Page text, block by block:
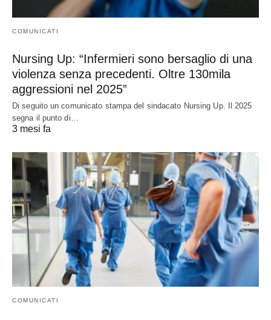
COMUNICATI
Nursing Up: “Infermieri sono bersaglio di una
violenza senza precedenti. Oltre 130mila
aggressioni nel 2025”
Di seguito un comunicato stampa del sindacato Nursing Up. Il 2025
segna il punto di…
3 mesi fa
COMUNICATI